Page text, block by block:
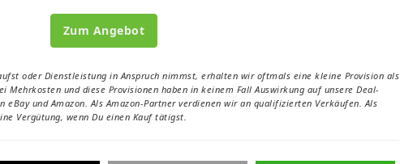
Zum Angebot
oder Dienstleistung in Anspruch nimmst, erhalten wir oftmals eine kleine Provision als
Mehrkosten und diese Provisionen haben in keinem Fall Auswirkung auf unsere Deal-
eBay und Amazon. Als Amazon-Partner verdienen wir an qualifizierten Verkäufen. Als
Vergütung, wenn Du einen Kauf tätigst.